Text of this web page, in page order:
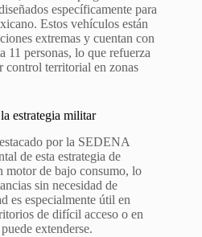
específicamente para
Estos vehículos están
extremas y cuentan con
11 personas, lo que refuerza
control territorial en zonas
estrategia militar
por la SEDENA
de esta estrategia de
motor de bajo consumo, lo
sin necesidad de
es especialmente útil en
de difícil acceso o en
extenderse.